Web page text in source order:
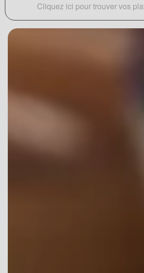
Cliquez ici pour trouver vos